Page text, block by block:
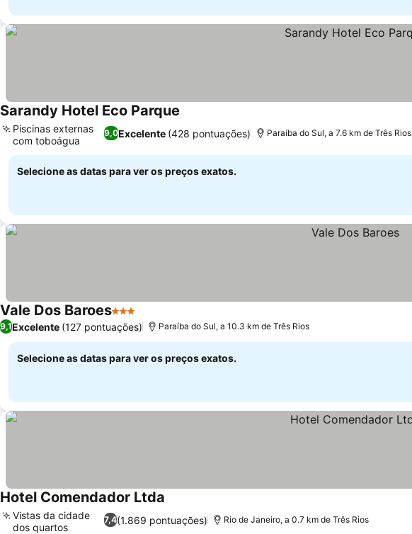
Sarandy Hotel Eco Parque
9,0Excelente (428 pontuações)
Piscinas externas
com toboágua
Paraíba do Sul, a 7.6 km de Três Rios
Selecione as datas para ver os preços exatos.
Vale Dos Baroes3 EstrelasVer preços
9,1Excelente (127 pontuações) Paraíba do Sul, a 10.3 km de Três Rios
Selecione as datas para ver os preços exatos.
Hotel Comendador Ltda
7,4(1.869 pontuações)
Vistas da cidade
dos quartos
Rio de Janeiro, a 0.7 km de Três Rios